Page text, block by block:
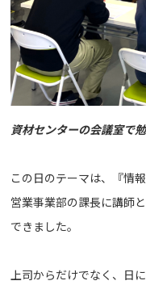
資材センターの会議室で
この日のテーマは、『情
営業事業部の課長に講師
できました。
上司からだけでなく、日